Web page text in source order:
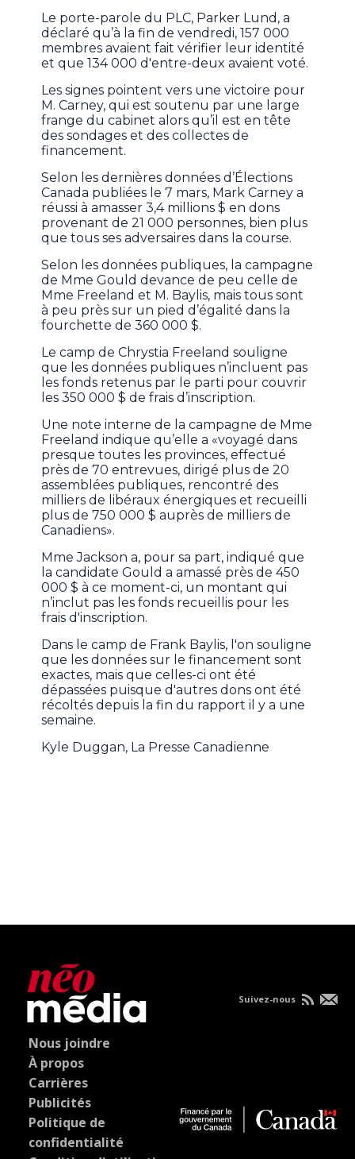
Le porte-parole du PLC, Parker Lund, a
déclaré qu’à la fin de vendredi, 157 000
membres avaient fait vérifier leur identité
et que 134 000 d'entre-deux avaient voté.
Les signes pointent vers une victoire pour
M. Carney, qui est soutenu par une large
frange du cabinet alors qu’il est en tête
des sondages et des collectes de
financement.
Selon les dernières données d’Élections
Canada publiées le 7 mars, Mark Carney a
réussi à amasser 3,4 millions $ en dons
provenant de 21 000 personnes, bien plus
que tous ses adversaires dans la course.
Selon les données publiques, la campagne
de Mme Gould devance de peu celle de
Mme Freeland et M. Baylis, mais tous sont
à peu près sur un pied d’égalité dans la
fourchette de 360 000 $.
Le camp de Chrystia Freeland souligne
que les données publiques n’incluent pas
les fonds retenus par le parti pour couvrir
les 350 000 $ de frais d’inscription.
Une note interne de la campagne de Mme
Freeland indique qu’elle a «voyagé dans
presque toutes les provinces, effectué
près de 70 entrevues, dirigé plus de 20
assemblées publiques, rencontré des
milliers de libéraux énergiques et recueilli
plus de 750 000 $ auprès de milliers de
Canadiens».
Mme Jackson a, pour sa part, indiqué que
la candidate Gould a amassé près de 450
000 $ à ce moment-ci, un montant qui
n’inclut pas les fonds recueillis pour les
frais d'inscription.
Dans le camp de Frank Baylis, l'on souligne
que les données sur le financement sont
exactes, mais que celles-ci ont été
dépassées puisque d'autres dons ont été
récoltés depuis la fin du rapport il y a une
semaine.
Kyle Duggan, La Presse Canadienne
Nous joindre
À propos
Carrières
Publicités
Politique de
confidentialité
Suivez-nous